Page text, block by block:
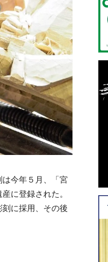
今年５月、「宮
に登録された。
に採用、その後